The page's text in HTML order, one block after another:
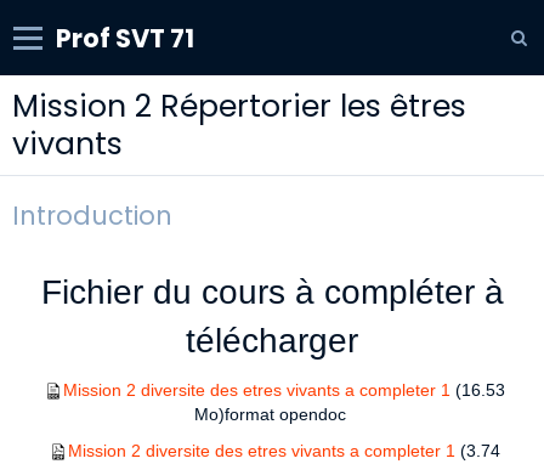
Prof SVT 71
Mission 2 Répertorier les êtres
vivants
Introduction
Fichier du cours à compléter à
télécharger
Mission 2 diversite des etres vivants a completer 1 (16.53
Mo)format opendoc
Mission 2 diversite des etres vivants a completer 1 (3.74